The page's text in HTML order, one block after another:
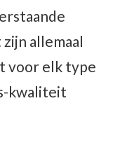
allemaal
voor elk type
kwaliteit